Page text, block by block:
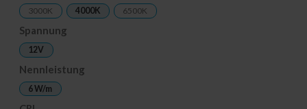
3000K 4000K 6500K
Spannung
12V
Nennleistung
6 W/m